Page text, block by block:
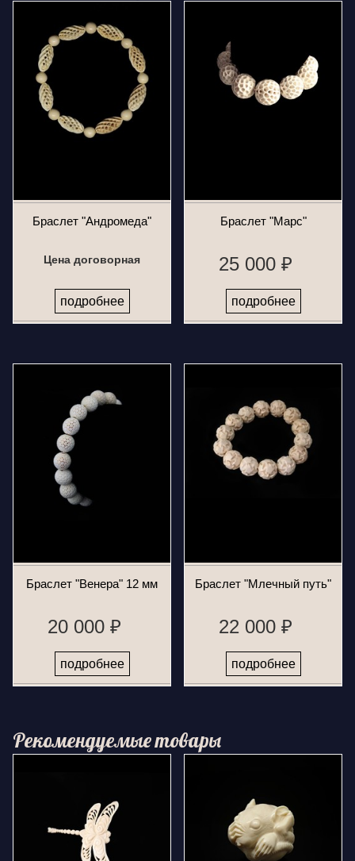
Браслет "Андромеда"
Цена договорная
подробнее
Браслет "Марс"
25 000 ₽
подробнее
Браслет "Венера" 12 мм
20 000 ₽
подробнее
Браслет "Млечный путь"
22 000 ₽
подробнее
Рекомендуемые товары